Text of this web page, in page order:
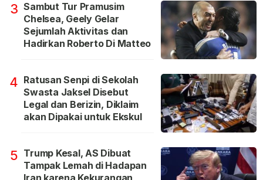
3 Sambut Tur Pramusim
Chelsea, Geely Gelar
Sejumlah Aktivitas dan
Hadirkan Roberto Di Matteo
4 Ratusan Senpi di Sekolah
Swasta Jaksel Disebut
Legal dan Berizin, Diklaim
akan Dipakai untuk Ekskul
5 Trump Kesal, AS Dibuat
Tampak Lemah di Hadapan